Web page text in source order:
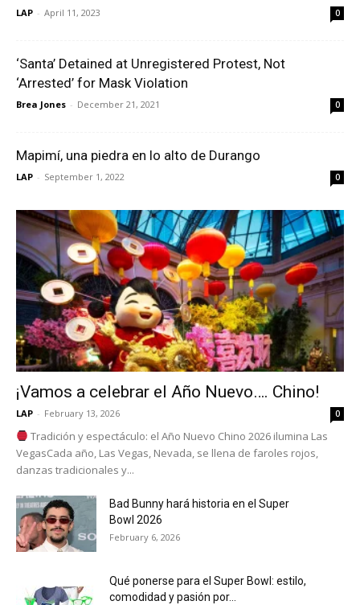
LAP - April 11, 2023 0
‘Santa’ Detained at Unregistered Protest, Not
‘Arrested’ for Mask Violation
Brea Jones - December 21, 2021 0
Mapimí, una piedra en lo alto de Durango
LAP - September 1, 2022 0
¡Vamos a celebrar el Año Nuevo…. Chino!
LAP - February 13, 2026 0
Tradición y espectáculo: el Año Nuevo Chino 2026 ilumina Las
VegasCada año, Las Vegas, Nevada, se llena de faroles rojos,
danzas tradicionales y...
Bad Bunny hará historia en el Super
Bowl 2026
February 6, 2026
Qué ponerse para el Super Bowl: estilo,
comodidad y pasión por...